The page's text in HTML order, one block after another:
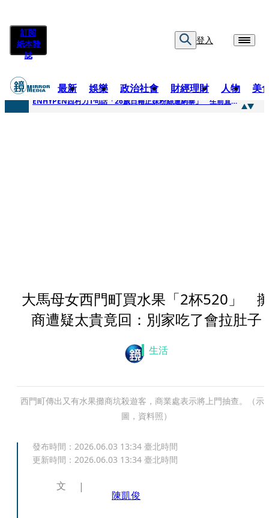
訂閱
紙本雜
誌
登入
最新 娛樂 政治社會 財經理財 人物 美
快訊
ENHYPEN西村力1句話「26歲日籍正妹粉絲遭網暴」 生前直播震撼畫面全網瘋傳！警方證實死訊
大馬母女西門町買水果「2杯520」
商遭疑太貴竟回：別家吃了會拉肚子
生活
西門町傳出又有水果攤商坑殺遊客，商業處表示將上門抽查。（示
圖，資料照）
發布時間： 2026.06.03 13:34 臺北時間
更新時間： 2026.06.03 13:34 臺北時間
文
陳凱俊